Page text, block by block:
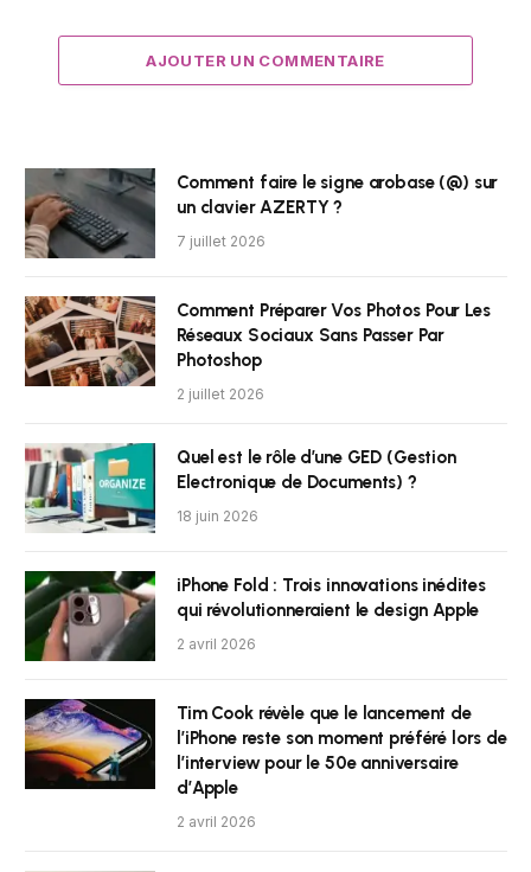
AJOUTER UN COMMENTAIRE
Comment faire le signe arobase (@) sur
un clavier AZERTY ?
7 juillet 2026
Comment Préparer Vos Photos Pour Les
Réseaux Sociaux Sans Passer Par
Photoshop
2 juillet 2026
Quel est le rôle d’une GED (Gestion
Electronique de Documents) ?
18 juin 2026
iPhone Fold : Trois innovations inédites
qui révolutionneraient le design Apple
2 avril 2026
Tim Cook révèle que le lancement de
l’iPhone reste son moment préféré lors de
l’interview pour le 50e anniversaire
d’Apple
2 avril 2026